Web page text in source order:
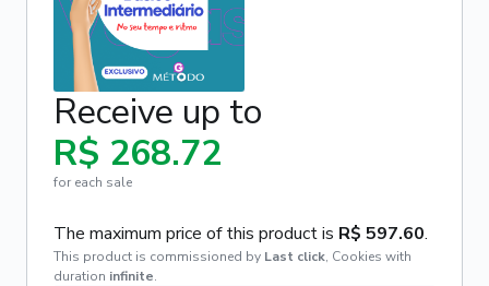
Receive up to
R$ 268.72
for each sale
The maximum price of this product is R$ 597.60.
This product is commissioned by Last click, Cookies with
duration infinite.